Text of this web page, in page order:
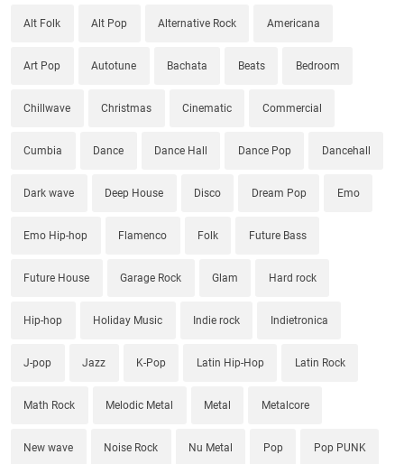
Alt Folk Alt Pop Alternative Rock Americana
Art Pop Autotune Bachata Beats Bedroom
Chillwave Christmas Cinematic Commercial
Cumbia Dance Dance Hall Dance Pop Dancehall
Dark wave Deep House Disco Dream Pop Emo
Emo Hip-hop Flamenco Folk Future Bass
Future House Garage Rock Glam Hard rock
Hip-hop Holiday Music Indie rock Indietronica
J-pop Jazz K-Pop Latin Hip-Hop Latin Rock
Math Rock Melodic Metal Metal Metalcore
New wave Noise Rock Nu Metal Pop Pop PUNK